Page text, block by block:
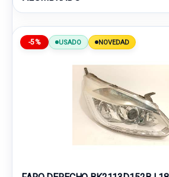
-5% USADO NOVEDAD